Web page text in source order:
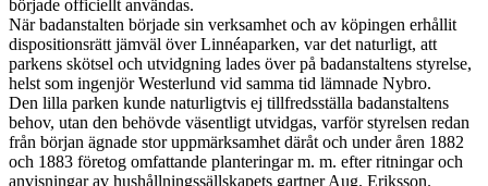
började officiellt användas.
När badanstalten började sin verksamhet och av köpingen erhållit
dispositionsrätt jämväl över Linnéaparken, var det naturligt, att
parkens skötsel och utvidgning lades över på badanstaltens styrelse,
helst som ingenjör Westerlund vid samma tid lämnade Nybro.
Den lilla parken kunde naturligtvis ej tillfredsställa badanstaltens
behov, utan den behövde väsentligt utvidgas, varför styrelsen redan
från början ägnade stor uppmärksamhet däråt och under åren 1882
och 1883 företog omfattande planteringar m. m. efter ritningar och
anvisningar av hushållningssällskapets gartner Aug. Eriksson.